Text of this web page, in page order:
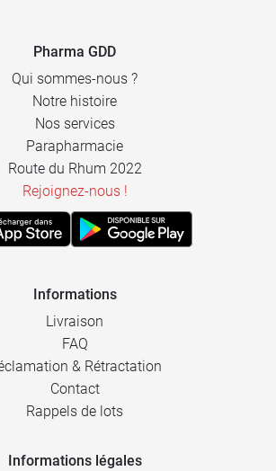
Pharma GDD
Qui sommes-nous ?
Notre histoire
Nos services
Parapharmacie
Route du Rhum 2022
Rejoignez-nous !
Informations
Livraison
FAQ
& Rétractation
Contact
Rappels de lots
Informations légales